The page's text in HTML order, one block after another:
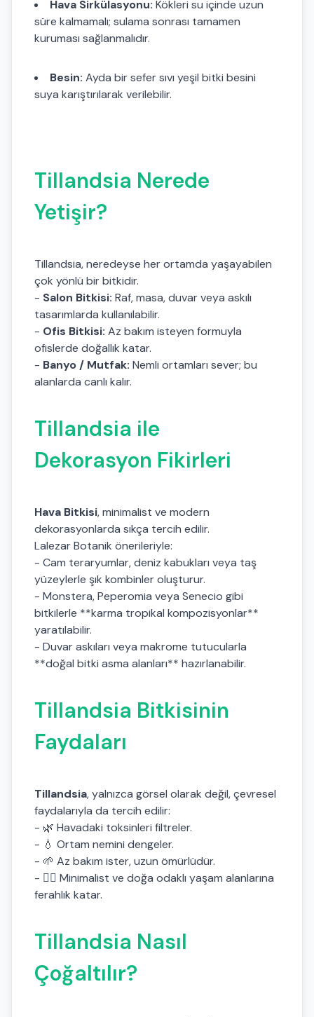
Hava Sirkülasyonu: Kökleri su içinde uzun
süre kalmamalı; sulama sonrası tamamen
kuruması sağlanmalıdır.
Besin: Ayda bir sefer sıvı yeşil bitki besini
suya karıştırılarak verilebilir.
Tillandsia Nerede
Yetişir?
Tillandsia, neredeyse her ortamda yaşayabilen
çok yönlü bir bitkidir.
- Salon Bitkisi: Raf, masa, duvar veya askılı
tasarımlarda kullanılabilir.
- Ofis Bitkisi: Az bakım isteyen formuyla
ofislerde doğallık katar.
- Banyo / Mutfak: Nemli ortamları sever; bu
alanlarda canlı kalır.
Tillandsia ile
Dekorasyon Fikirleri
Hava Bitkisi, minimalist ve modern
dekorasyonlarda sıkça tercih edilir.
Lalezar Botanik önerileriyle:
- Cam teraryumlar, deniz kabukları veya taş
yüzeylerle şık kombinler oluşturur.
- Monstera, Peperomia veya Senecio gibi
bitkilerle **karma tropikal kompozisyonlar**
yaratılabilir.
- Duvar askıları veya makrome tutucularla
**doğal bitki asma alanları** hazırlanabilir.
Tillandsia Bitkisinin
Faydaları
Tillandsia, yalnızca görsel olarak değil, çevresel
faydalarıyla da tercih edilir:
- 🌿 Havadaki toksinleri filtreler.
- 💧 Ortam nemini dengeler.
- 🌱 Az bakım ister, uzun ömürlüdür.
- 🧘‍♀️ Minimalist ve doğa odaklı yaşam alanlarına
ferahlık katar.
Tillandsia Nasıl
Çoğaltılır?